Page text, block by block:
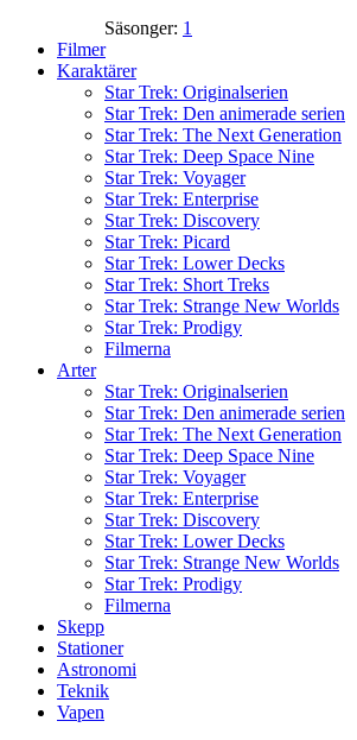
Säsonger: 1
Filmer
Karaktärer
Star Trek: Originalserien
Star Trek: Den animerade serien
Star Trek: The Next Generation
Star Trek: Deep Space Nine
Star Trek: Voyager
Star Trek: Enterprise
Star Trek: Discovery
Star Trek: Picard
Star Trek: Lower Decks
Star Trek: Short Treks
Star Trek: Strange New Worlds
Star Trek: Prodigy
Filmerna
Arter
Star Trek: Originalserien
Star Trek: Den animerade serien
Star Trek: The Next Generation
Star Trek: Deep Space Nine
Star Trek: Voyager
Star Trek: Enterprise
Star Trek: Discovery
Star Trek: Lower Decks
Star Trek: Strange New Worlds
Star Trek: Prodigy
Filmerna
Skepp
Stationer
Astronomi
Teknik
Vapen